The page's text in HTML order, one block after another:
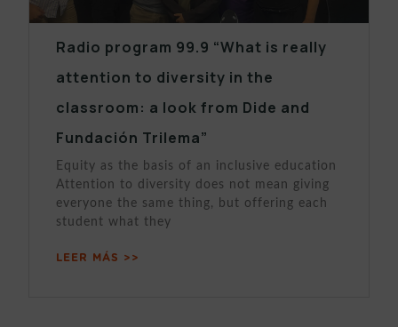
Radio program 99.9 “What is really
attention to diversity in the
classroom: a look from Dide and
Fundación Trilema”
Equity as the basis of an inclusive education
Attention to diversity does not mean giving
everyone the same thing, but offering each
student what they
LEER MÁS >>